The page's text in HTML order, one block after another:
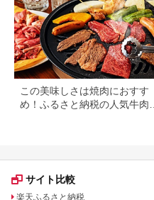
ばら 牛丼 うまい 美味
しい おすすめ おかず
多用途 ギフト 贈り物
プレゼント パーティ
ー 誕生日 記念日 お土
産 敬老 お中元 お歳暮
【MT-51】
この美味しさは焼肉におすす
め！ふるさと納税の人気牛肉還
サイト比較
楽天ふるさと納税